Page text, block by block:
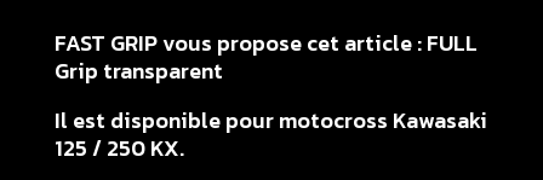
FAST GRIP vous propose cet article : FULL
Grip transparent
Il est disponible pour motocross Kawasaki
125 / 250 KX.